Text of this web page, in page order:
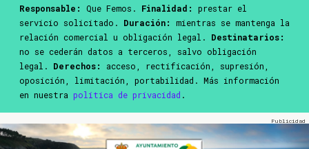
Responsable: Que Femos. Finalidad:
prestar el
servicio solicitado. Duración:
mientras se mantenga la
relación comercial u obligación legal. Destinatarios:
no se cederán datos a terceros, salvo obligación
legal. Derechos:
acceso, rectificación, supresión,
oposición, limitación, portabilidad. Más información
en nuestra política de privacidad .